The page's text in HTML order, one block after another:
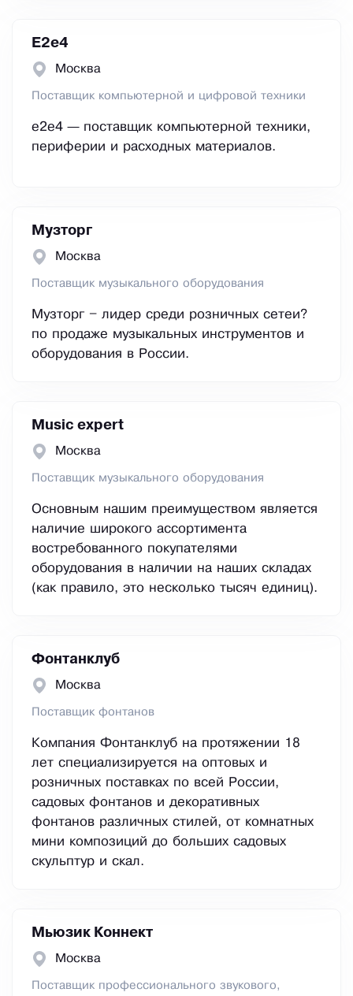
E2е4
Москва
Поставщик компьютерной и цифровой техники
e2e4 — поставщик компьютерной техники,
периферии и расходных материалов.
Музторг
Москва
Поставщик музыкального оборудования
Музторг – лидер среди розничных сетеи?
по продаже музыкальных инструментов и
оборудования в России.
Music expert
Москва
Поставщик музыкального оборудования
Основным нашим преимуществом является
наличие широкого ассортимента
востребованного покупателями
оборудования в наличии на наших складах
(как правило, это несколько тысяч единиц).
Фонтанклуб
Москва
Поставщик фонтанов
Компания Фонтанклуб на протяжении 18
лет специализируется на оптовых и
розничных поставках по всей России,
садовых фонтанов и декоративных
фонтанов различных стилей, от комнатных
мини композиций до больших садовых
скульптур и скал.
Мьюзик Коннект
Москва
Поставщик профессионального звукового,